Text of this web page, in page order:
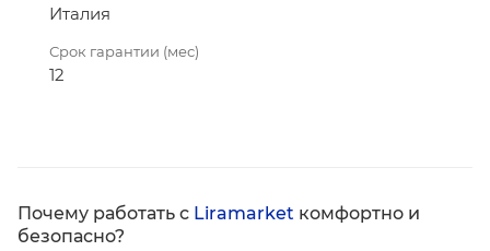
Италия
Срок гарантии (мес)
12
Почему работать с Liramarket комфортно и
безопасно?